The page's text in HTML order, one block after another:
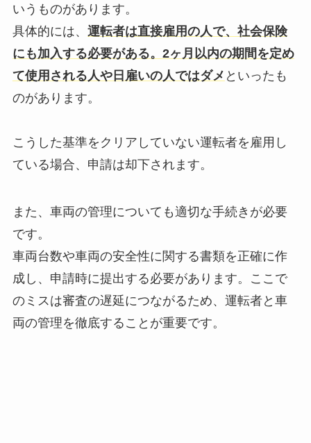
いうものがあります。
具体的には、 運転者は直接雇用の人で、社会保険
にも加入する必要がある。2ヶ月以内の期間を定め
て使用される人や日雇いの人ではダメ といったも
のがあります。
こうした基準をクリアしていない運転者を雇用し
ている場合、申請は却下されます。
また、車両の管理についても適切な手続きが必要
です。
車両台数や車両の安全性に関する書類を正確に作
成し、申請時に提出する必要があります。ここで
のミスは審査の遅延につながるため、運転者と車
両の管理を徹底することが重要です。